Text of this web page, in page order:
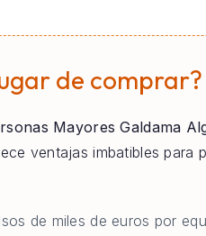
de comprar?
Mayores Galdama
ventajas imbatibles
de miles de euros por